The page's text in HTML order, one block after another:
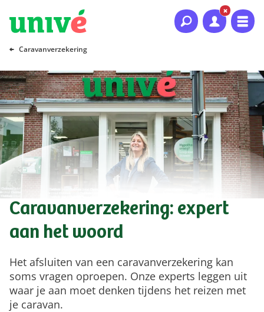
Naar hoofdinhoud
Naar hoofdnavigatie
Naar footer
Caravanverzekering
Caravanverzekering: expert
aan het woord
Het afsluiten van een caravanverzekering kan
soms vragen oproepen. Onze experts leggen uit
waar je aan moet denken tijdens het reizen met
je caravan.